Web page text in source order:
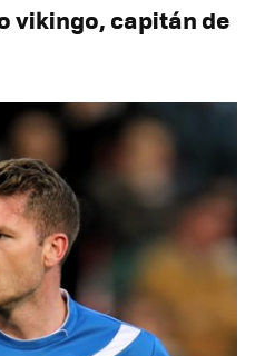
vikingo, capitán de